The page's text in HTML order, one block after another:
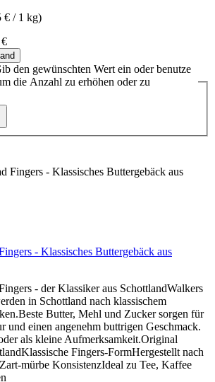
€ / 1 kg)
den gewünschten Wert ein oder benutze
die Anzahl zu erhöhen oder zu
- Klassisches Buttergebäck aus
- der Klassiker aus SchottlandWalkers
in Schottland nach klassischem
Butter, Mehl und Zucker sorgen für
und einen angenehm buttrigen Geschmack.
als kleine Aufmerksamkeit.Original
Fingers-FormHergestellt nach
mürbe KonsistenzIdeal zu Tee, Kaffee